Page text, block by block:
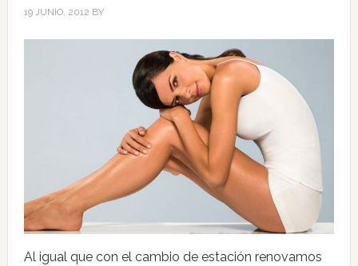
19 JUNIO, 2012 BY
Al igual que con el cambio de estación renovamos